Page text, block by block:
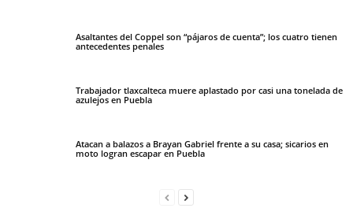
Asaltantes del Coppel son “pájaros de cuenta”; los cuatro tienen
antecedentes penales
Trabajador tlaxcalteca muere aplastado por casi una tonelada de
azulejos en Puebla
Atacan a balazos a Brayan Gabriel frente a su casa; sicarios en
moto logran escapar en Puebla